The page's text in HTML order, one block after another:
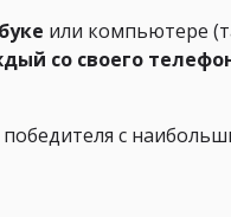
или компьютере
со своего
с